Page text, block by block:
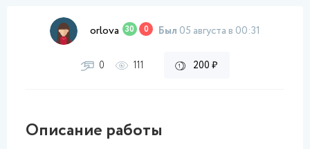
orlova 30 0 Был 05 августа в 00:31
0 111 200 ₽
Описание работы